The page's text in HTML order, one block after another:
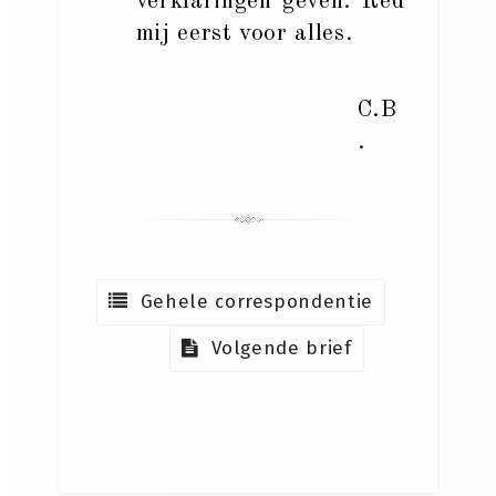
mij eerst voor alles.
C.B
.
Gehele correspondentie
Volgende brief